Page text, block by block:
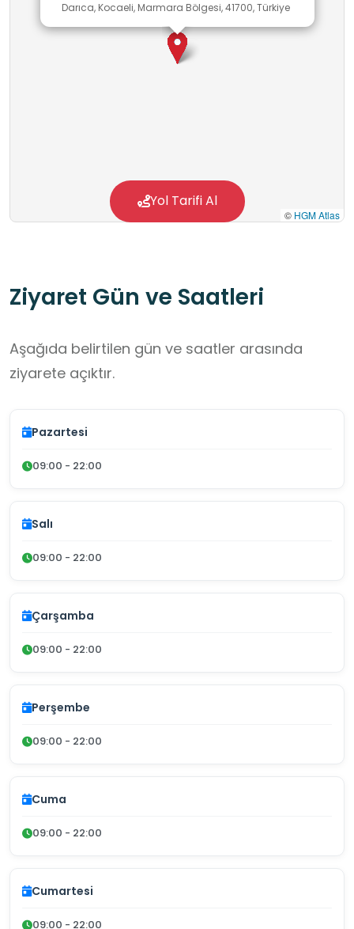
Darıca, Kocaeli, Marmara Bölgesi, 41700, Türkiye
© HGM Atlas
Yol Tarifi Al
Ziyaret Gün ve Saatleri
Aşağıda belirtilen gün ve saatler arasında
ziyarete açıktır.
Pazartesi
09:00 - 22:00
Salı
09:00 - 22:00
Çarşamba
09:00 - 22:00
Perşembe
09:00 - 22:00
Cuma
09:00 - 22:00
Cumartesi
09:00 - 22:00